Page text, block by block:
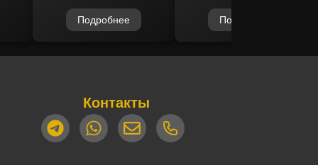
Подробнее Подробнее
Контакты